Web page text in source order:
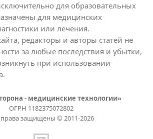
для образовательных
для медицинских
или лечения.
редакторы и авторы статей не
за любые последствия и убытки,
при использовании
- медицинские технологии»
ОГРН 1182375072802
права защищены © 2011-2026